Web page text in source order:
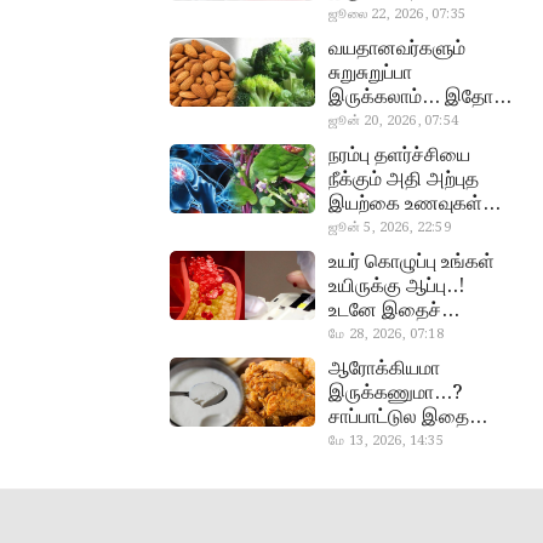
வேண்டிய எளிய 5
டெஸ்ட்!
ஜூலை 22, 2026, 07:35
வயதானவர்களும்
சுறுசுறுப்பா
இருக்கலாம்… இதோ
சூப்பர் உணவுகள்!
ஜூன் 20, 2026, 07:54
chi,
pasalaikeerai
நரம்பு தளர்ச்சியை
நீக்கும் அதி அற்புத
இயற்கை உணவுகள்…
தவற விட்டுறாதீங்க!
ஜூன் 5, 2026, 22:59
உயர் கொழுப்பு உங்கள்
உயிருக்கு ஆப்பு..!
உடனே இதைச்
செய்யுங்க!
மே 28, 2026, 07:18
ஆரோக்கியமா
இருக்கணுமா…?
சாப்பாட்டுல இதை
எல்லாம்
மே 13, 2026, 14:35